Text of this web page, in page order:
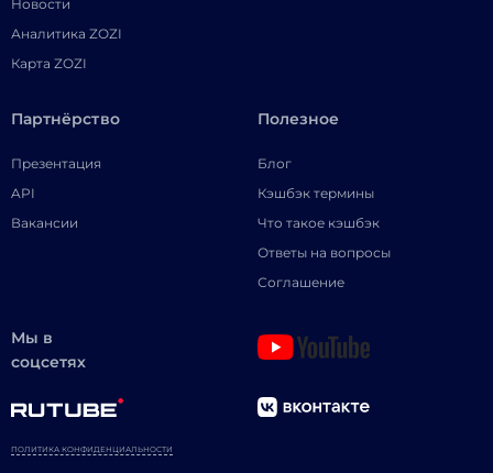
Новости
Аналитика ZOZI
Карта ZOZI
Партнёрство
Презентация
API
Вакансии
Полезное
Блог
Кэшбэк термины
Что такое кэшбэк
Ответы на вопросы
Соглашение
Мы в
соцсетях
ПОЛИТИКА КОНФИДЕНЦИАЛЬНОСТИ